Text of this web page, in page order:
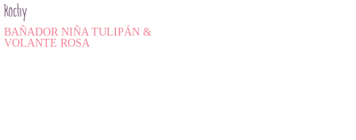
Rochy
BAÑADOR NIÑA TULIPÁN &
VOLANTE ROSA